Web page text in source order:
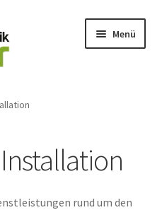
Menü
rund um den